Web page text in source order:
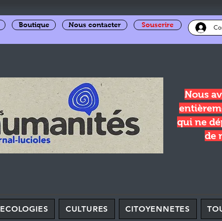
Boutique Nous contacter Souscrire
Nous
qui ne
de
ECOLOGIES CULTURES CITOYENNETES